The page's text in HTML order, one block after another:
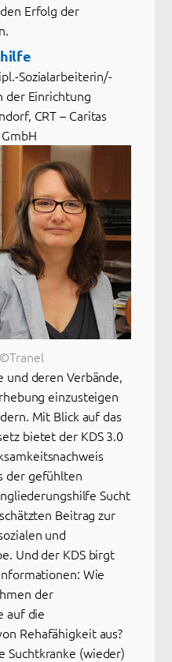
Erfolg der
Sozialarbeiterin/-
der Einrichtung
CRT – Caritas
und deren Verbände,
einzusteigen
Mit Blick auf das
bietet der KDS 3.0
der gefühlten
Sucht
Beitrag zur
und
Und der KDS birgt
Wie
der
auf die
Rehafähigkeit aus?
Suchtkranke (wieder)